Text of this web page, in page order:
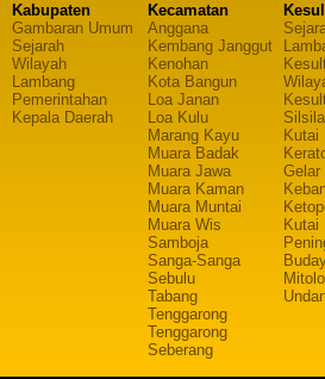
Kabupaten
Gambaran Umum
Sejarah
Wilayah
Lambang
Pemerintahan
Kepala Daerah
Kecamatan
Anggana
Kembang Janggut
Kenohan
Kota Bangun
Loa Janan
Loa Kulu
Marang Kayu
Muara Badak
Muara Jawa
Muara Kaman
Muara Muntai
Muara Wis
Samboja
Sanga-Sanga
Sebulu
Tabang
Tenggarong
Tenggarong
Seberang
Kutai
Gelar
Kutai